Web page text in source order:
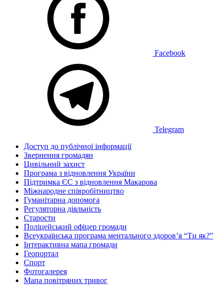
Facebook
Telegram
Доступ до публічної інформації
Звернення громадян
Цивільний захист
Програма з відновлення України
Підтримка ЄС з відновлення Макарова
Міжнародне співробітництво
Гуманітарна допомога
Регуляторна діяльність
Старости
Поліцейський офіцер громади
Всеукраїнська програма ментального здоров’я “Ти як?”
Інтерактивна мапа громади
Геопортал
Спорт
Фотогалерея
Мапа повітряних тривог